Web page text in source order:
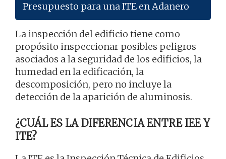
Presupuesto para una ITE en Adanero
La inspección del edificio tiene como
propósito inspeccionar posibles peligros
asociados a la seguridad de los edificios, la
humedad en la edificación, la
descomposición, pero no incluye la
detección de la aparición de aluminosis.
¿CUÁL ES LA DIFERENCIA ENTRE IEE Y
ITE?